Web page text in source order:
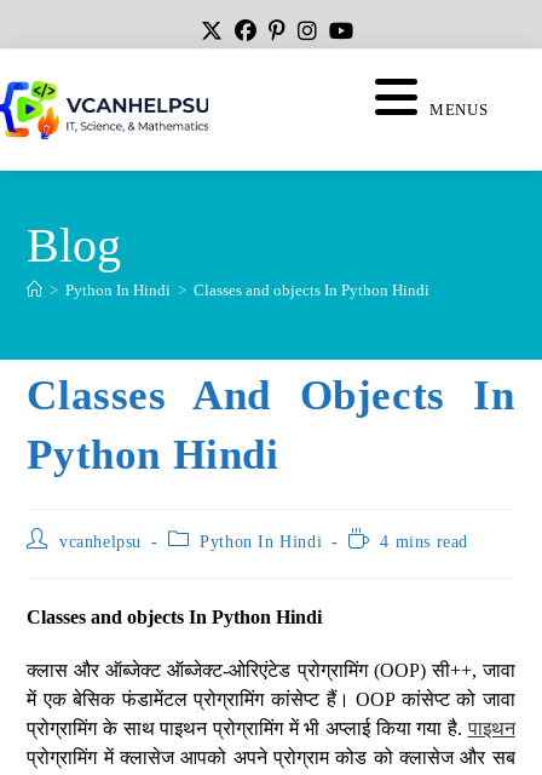
MENUS
Blog
> Python In Hindi > Classes and objects In Python Hindi
Classes And Objects In
Python Hindi
vcanhelpsu Python In Hindi 4 mins read
Classes and objects In Python Hindi
क्लास और ऑब्जेक्ट ऑब्जेक्ट-ओरिएंटेड प्रोग्रामिंग (OOP) सी++, जावा
में एक बेसिक फंडामेंटल प्रोग्रामिंग कांसेप्ट हैं। OOP कांसेप्ट को जावा
प्रोग्रामिंग के साथ पाइथन प्रोग्रामिंग में भी अप्लाई किया गया है.पाइथन
प्रोग्रामिंग में क्लासेज आपको अपने प्रोग्राम कोड को क्लासेज और सब